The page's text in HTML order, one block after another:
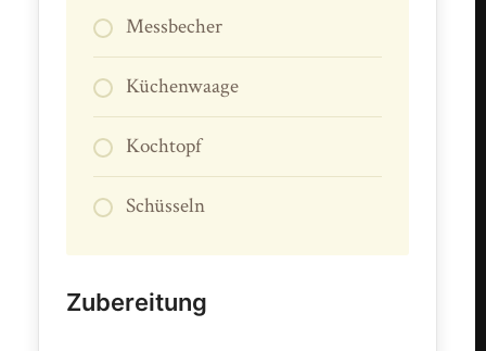
Messbecher
Küchenwaage
Kochtopf
Schüsseln
Zubereitung